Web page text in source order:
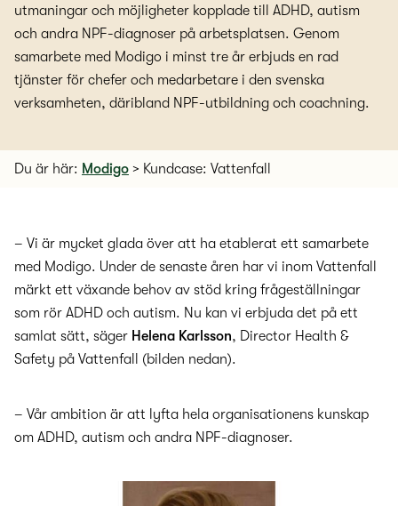
utmaningar och möjligheter kopplade till ADHD, autism
och andra NPF-diagnoser på arbetsplatsen. Genom
samarbete med Modigo i minst tre år erbjuds en rad
tjänster för chefer och medarbetare i den svenska
verksamheten, däribland NPF-utbildning och coachning.
Du är här: Modigo > Kundcase: Vattenfall
– Vi är mycket glada över att ha etablerat ett samarbete
med Modigo. Under de senaste åren har vi inom Vattenfall
märkt ett växande behov av stöd kring frågeställningar
som rör ADHD och autism. Nu kan vi erbjuda det på ett
samlat sätt, säger Helena Karlsson, Director Health &
Safety på Vattenfall (bilden nedan).
– Vår ambition är att lyfta hela organisationens kunskap
om ADHD, autism och andra NPF-diagnoser.